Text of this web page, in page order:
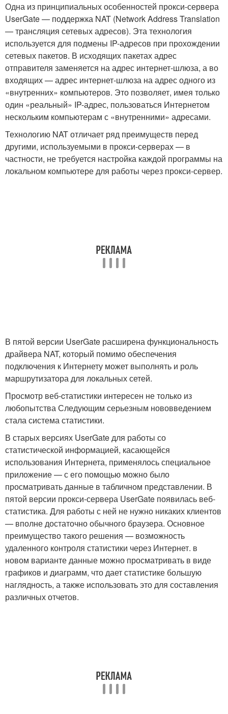
Одна из принципиальных особенностей прокси-сервера
UserGate — поддержка NAT (Network Address Translation
— трансляция сетевых адресов). Эта технология
используется для подмены IP-адресов при прохождении
сетевых пакетов. В исходящих пакетах адрес
отправителя заменяется на адрес интернет-шлюза, а во
входящих — адрес интернет-шлюза на адрес одного из
«внутренних» компьютеров. Это позволяет, имея только
один «реальный» IP-адрес, пользоваться Интернетом
нескольким компьютерам с «внутренними» адресами.
Технологию NAT отличает ряд преимуществ перед
другими, используемыми в прокси-серверах — в
частности, не требуется настройка каждой программы на
локальном компьютере для работы через прокси-сервер.
В пятой версии UserGate расширена функциональность
драйвера NAT, который помимо обеспечения
подключения к Интернету может выполнять и роль
маршрутизатора для локальных сетей.
Просмотр веб-cтатистики интересен не только из
любопытства Следующим серьезным нововведением
стала система статистики.
В старых версиях UserGate для работы со
статистической информацией, касающейся
использования Интернета, применялось специальное
приложение — с его помощью можно было
просматривать данные в табличном представлении. В
пятой версии прокси-сервера UserGate появилась веб-
статистика. Для работы с ней не нужно никаких клиентов
— вполне достаточно обычного браузера. Основное
преимущество такого решения — возможность
удаленного контроля статистики через Интернет. в
новом варианте данные можно просматривать в виде
графиков и диаграмм, что дает статистике большую
наглядность, а также использовать это для составления
различных отчетов.